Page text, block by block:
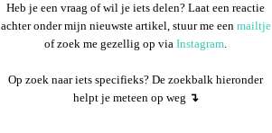
Heb je een vraag of wil je iets delen? Laat een reactie
achter onder mijn nieuwste artikel, stuur me een mailtje
of zoek me gezellig op via Instagram.
Op zoek naar iets specifieks? De zoekbalk hieronder
helpt je meteen op weg ↴